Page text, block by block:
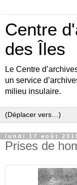
Centre
des Îles
Le Centre
un service
milieu insulaire.
lundi 17 août
Prises de